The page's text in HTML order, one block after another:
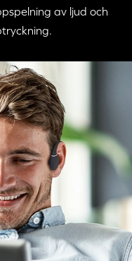
av ljud och